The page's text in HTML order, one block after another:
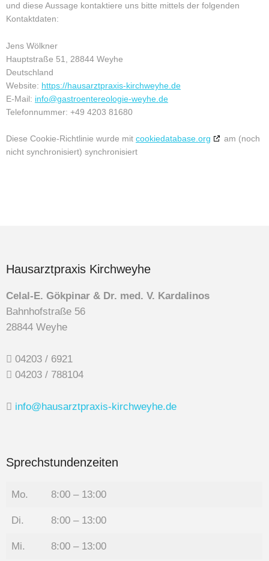
und diese Aussage kontaktiere uns bitte mittels der folgenden
Kontaktdaten:
Jens Wölkner
Hauptstraße 51, 28844 Weyhe
Deutschland
Website: https://hausarztpraxis-kirchweyhe.de
E-Mail: info@gastroentereologie-weyhe.de
Telefonnummer: +49 4203 81680
Diese Cookie-Richtlinie wurde mit cookiedatabase.org
am (noch
nicht synchronisiert) synchronisiert
Hausarztpraxis Kirchweyhe
Celal-E. Gökpinar & Dr. med. V. Kardalinos
Bahnhofstraße 56
28844 Weyhe
04203 / 6921
04203 / 788104
info@hausarztpraxis-kirchweyhe.de
Sprechstundenzeiten
Mo. 8:00 – 13:00
Di. 8:00 – 13:00
Mi. 8:00 – 13:00